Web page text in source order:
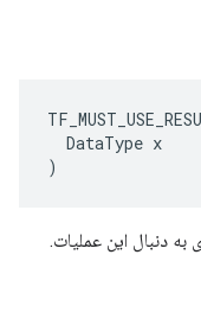
  DataType x
)
دنبال این عملیات.